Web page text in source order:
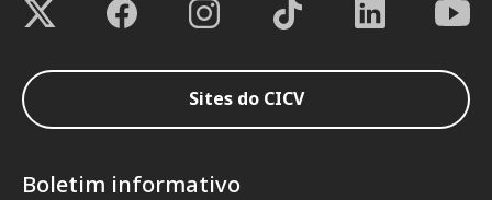
Sites do CICV
Boletim informativo